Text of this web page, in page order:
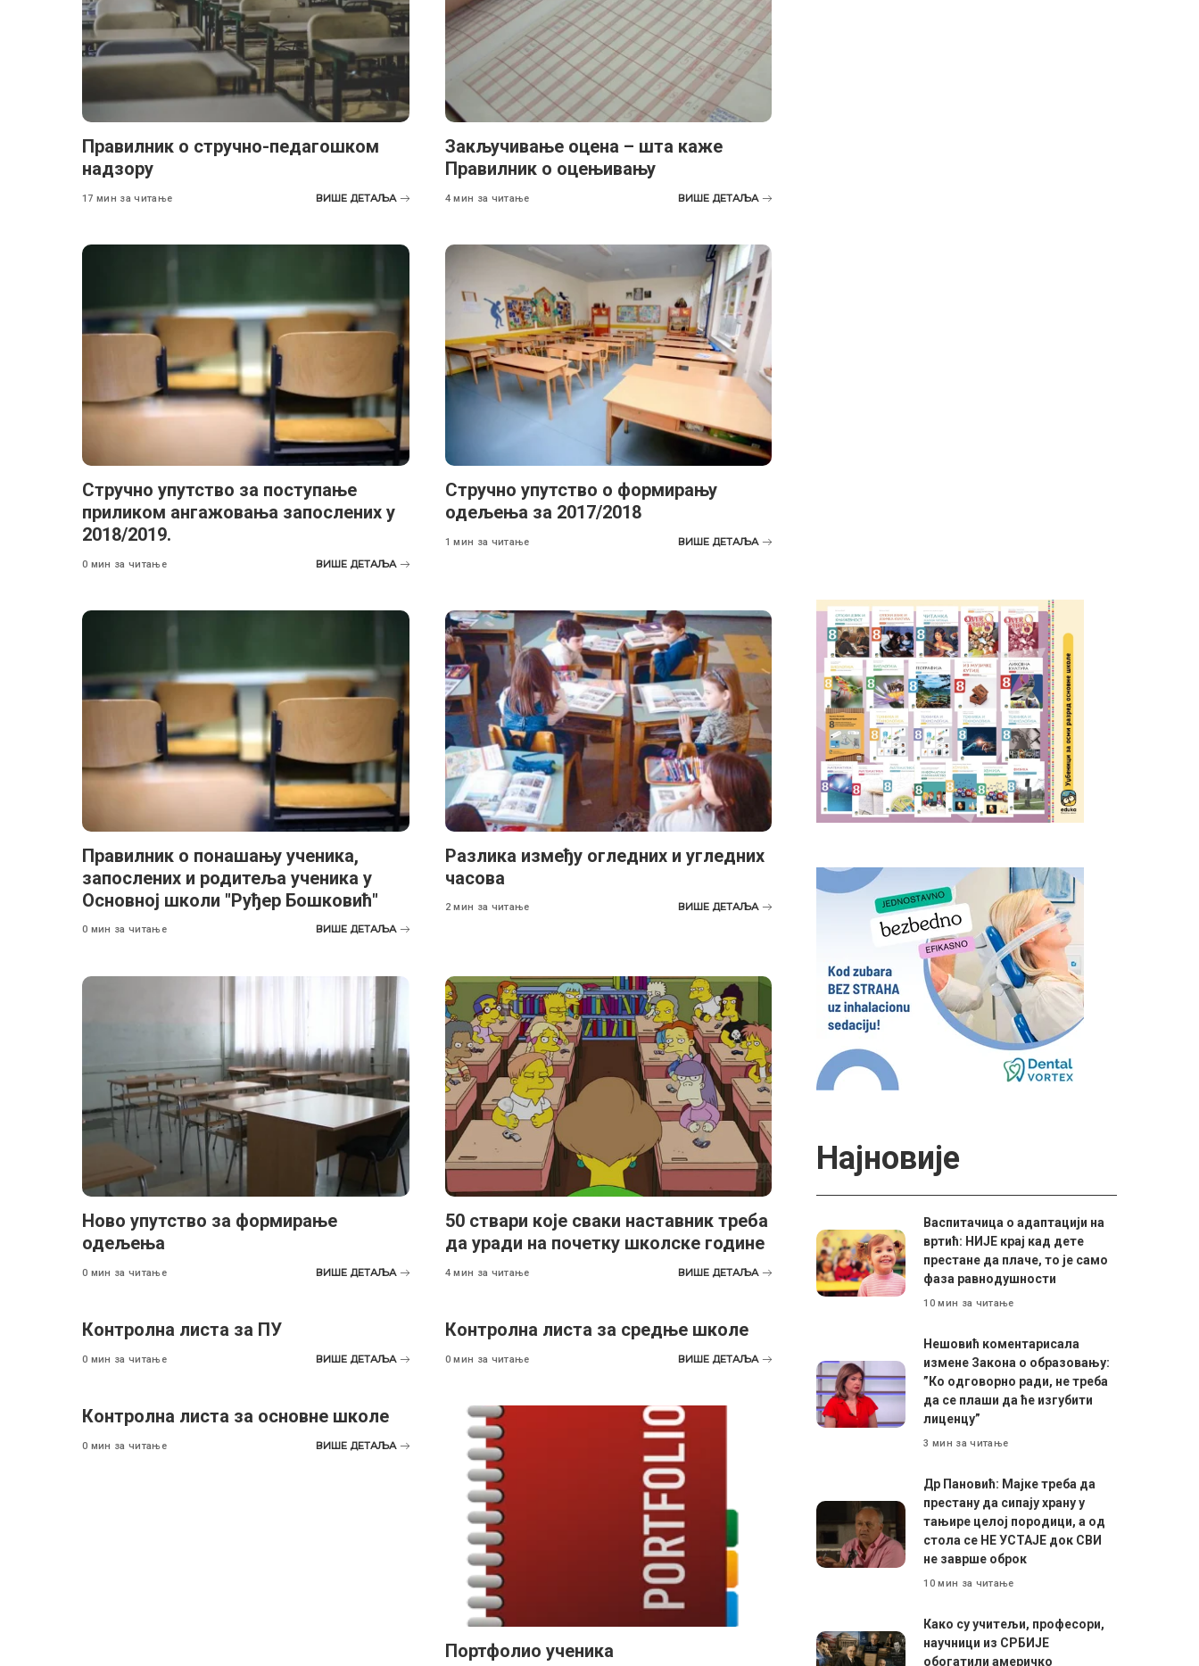
Правилник о стручно-педагошком
надзору
17 мин за читање ВИШЕ ДЕТАЉА
Закључивање оцена – шта каже
Правилник о оцењивању
4 мин за читање ВИШЕ ДЕТАЉА
Стручно упутство за поступање
приликом ангажовања запослених у
2018/2019.
0 мин за читање ВИШЕ ДЕТАЉА
Стручно упутство о формирању
одељења за 2017/2018
1 мин за читање ВИШЕ ДЕТАЉА
Правилник о понашању ученика,
запослених и родитеља ученика у
Основној школи "Руђер Бошковић"
0 мин за читање ВИШЕ ДЕТАЉА
Разлика између огледних и угледних
часова
2 мин за читање ВИШЕ ДЕТАЉА
Ново упутство за формирање
одељења
0 мин за читање ВИШЕ ДЕТАЉА
50 ствари којe сваки наставник треба
да уради на почетку школске године
4 мин за читање ВИШЕ ДЕТАЉА
Контролна листа за ПУ
0 мин за читање ВИШЕ ДЕТАЉА
Контролна листа за средње школе
0 мин за читање ВИШЕ ДЕТАЉА
Контролна листа за основне школе
0 мин за читање ВИШЕ ДЕТАЉА
Портфолио ученика
Најновије
Васпитачица о адаптацији на
вртић: НИЈЕ крај кад дете
престане да плаче, то је само
фаза равнодушности
10 мин за читање
Нешовић коментарисала
измене Закона о образовању:
”Ко одговорно ради, не треба
да се плаши да ће изгубити
лиценцу”
3 мин за читање
Др Пановић: Мајке треба да
престану да сипају храну у
тањире целој породици, а од
стола се НЕ УСТАЈЕ док СВИ
не заврше оброк
10 мин за читање
Како су учитељи, професори,
научници из СРБИЈЕ
обогатили америчко